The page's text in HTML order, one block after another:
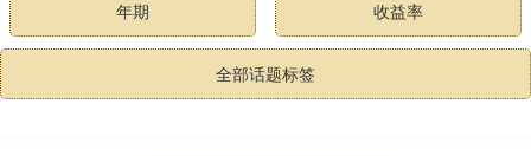
年期 收益率
全部话题标签